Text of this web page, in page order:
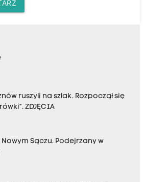
ruszyli na szlak. Rozpoczął się
ZDJĘCIA
Sączu. Podejrzany w